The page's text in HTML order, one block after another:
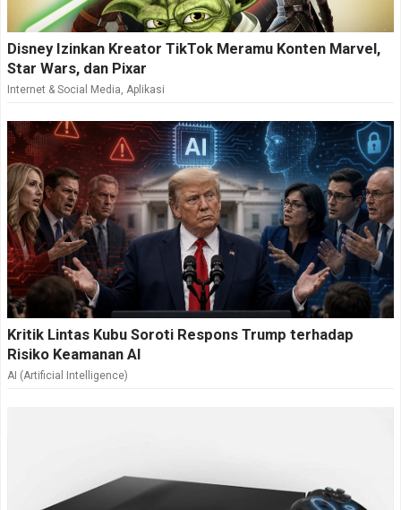
Disney Izinkan Kreator TikTok Meramu Konten Marvel,
Star Wars, dan Pixar
Internet & Social Media, Aplikasi
Kritik Lintas Kubu Soroti Respons Trump terhadap
Risiko Keamanan AI
AI (Artificial Intelligence)